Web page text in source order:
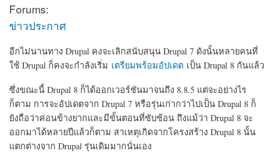
Forums:
ข่าวประกาศ
อีกไม่นานทาง Drupal คงจะเลิกสนับสนุน Drupal 7 ดังนั้นหลายคนที่
ใช้ Drupal ก็คงจะกำลังเริ่ม เตรียมพร้อมอัปเดต เป็น Drupal 8 กันแล้ว
ซึ่งขณะนี้ Drupal 8 ก็ได้ออกเวอร์ชันมาจนถึง 8.8.5 แต่จะอย่างไร
ก็ตาม การจะอัปเดตจาก Drupal 7 หรือรุ่นเก่ากว่าไปเป็น Drupal 8 ก็
ยังถือว่าค่อนข้างยากและมีขั้นตอนที่ซับซ้อน ถึงแม้ว่า Drupal 8 จะ
ออกมาได้หลายปีแล้วก็ตาม สาเหตุเกิดจากโครงสร้าง Drupal 8 นั้น
แตกต่างจาก Drupal รุ่นเดิมมากนั่นเอง